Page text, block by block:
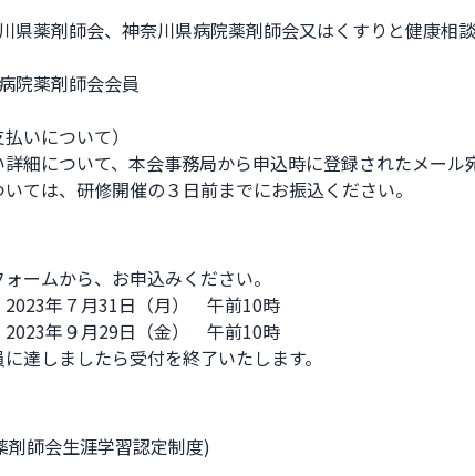
県薬剤師会、神奈川県病院薬剤師会又はくすりと健康相
院薬剤師会会員
いについて）
細について、本会事務局から申込時に登録されたメール
ては、研修開催の３日前までにお振込ください。
ームから、お申込みください。
年７月31日（月）　午前10時
年９月29日（金）　午前10時
達しましたら受付を終了いたします。
剤師会生涯学習認定制度)